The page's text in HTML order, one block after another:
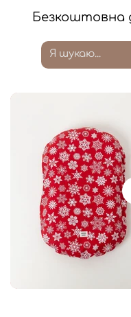
Безкоштовна